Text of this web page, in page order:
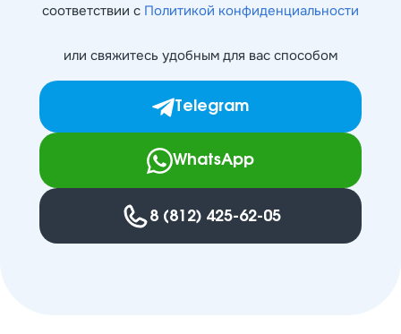
соответствии с Политикой конфиденциальности
или свяжитесь удобным для вас способом
Telegram
WhatsApp
8 (812) 425-62-05